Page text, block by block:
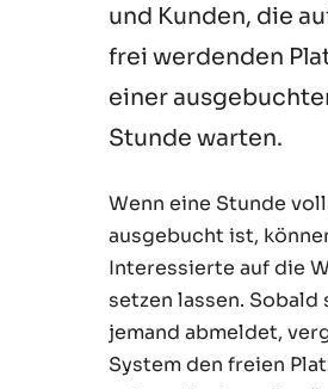
und Kunden, die
frei werdenden
einer
Stunde warten.
Wenn eine Stunde
ausgebucht ist,
Interessierte auf die
setzen lassen. Sobald
jemand abmeldet,
System den freien